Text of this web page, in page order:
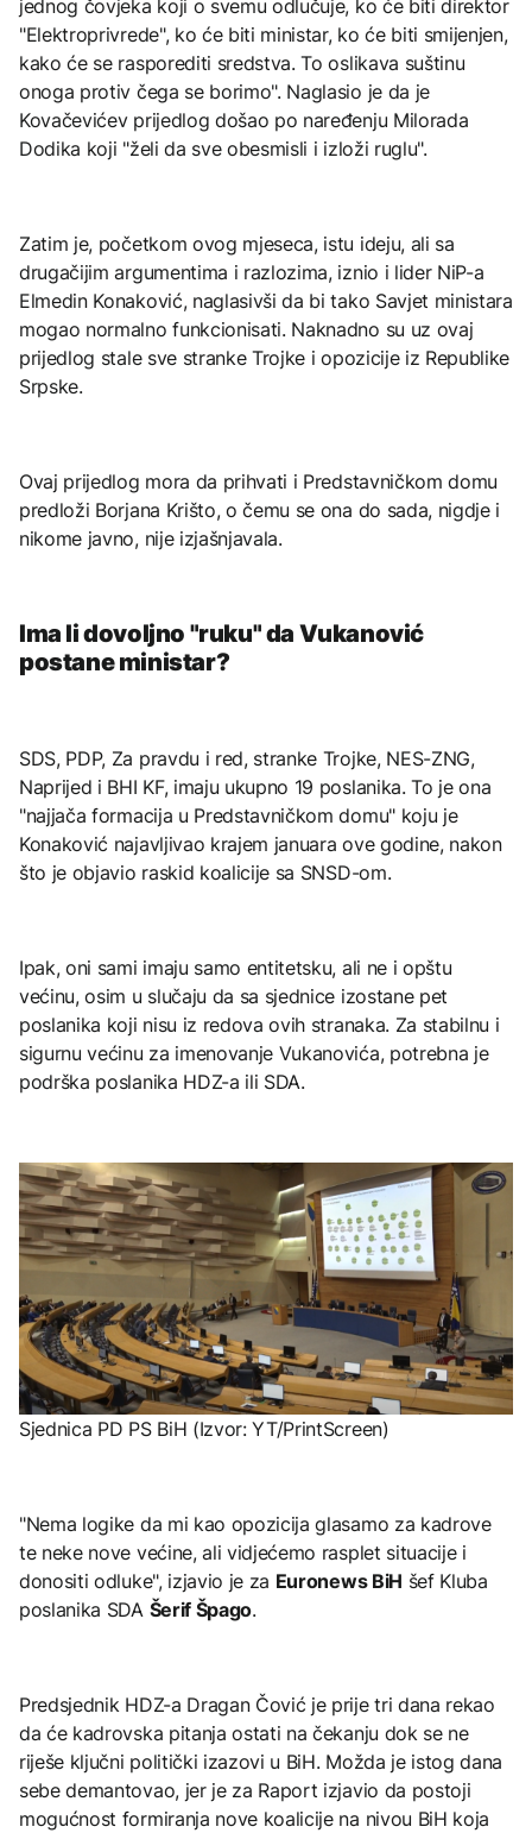
jednog čovjeka koji o svemu odlučuje, ko će biti direktor
"Elektroprivrede", ko će biti ministar, ko će biti smijenjen,
kako će se rasporediti sredstva. To oslikava suštinu
onoga protiv čega se borimo". Naglasio je da je
Kovačevićev prijedlog došao po naređenju Milorada
Dodika koji "želi da sve obesmisli i izloži ruglu".
Zatim je, početkom ovog mjeseca, istu ideju, ali sa
drugačijim argumentima i razlozima, iznio i lider NiP-a
Elmedin Konaković, naglasivši da bi tako Savjet ministara
mogao normalno funkcionisati. Naknadno su uz ovaj
prijedlog stale sve stranke Trojke i opozicije iz Republike
Srpske.
Ovaj prijedlog mora da prihvati i Predstavničkom domu
predloži Borjana Krišto, o čemu se ona do sada, nigdje i
nikome javno, nije izjašnjavala.
Ima li dovoljno "ruku" da Vukanović
postane ministar?
SDS, PDP, Za pravdu i red, stranke Trojke, NES-ZNG,
Naprijed i BHI KF, imaju ukupno 19 poslanika. To je ona
"najjača formacija u Predstavničkom domu" koju je
Konaković najavljivao krajem januara ove godine, nakon
što je objavio raskid koalicije sa SNSD-om.
Ipak, oni sami imaju samo entitetsku, ali ne i opštu
većinu, osim u slučaju da sa sjednice izostane pet
poslanika koji nisu iz redova ovih stranaka. Za stabilnu i
sigurnu većinu za imenovanje Vukanovića, potrebna je
podrška poslanika HDZ-a ili SDA.
Sjednica PD PS BiH (Izvor: YT/PrintScreen)
"Nema logike da mi kao opozicija glasamo za kadrove
te neke nove većine, ali vidjećemo rasplet situacije i
donositi odluke", izjavio je za Euronews BiH šef Kluba
poslanika SDA Šerif Špago.
Predsjednik HDZ-a Dragan Čović je prije tri dana rekao
da će kadrovska pitanja ostati na čekanju dok se ne
riješe ključni politički izazovi u BiH. Možda je istog dana
sebe demantovao, jer je za Raport izjavio da postoji
mogućnost formiranja nove koalicije na nivou BiH koja